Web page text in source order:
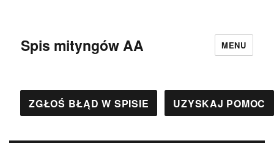
Spis mityngów AA MENU
ZGŁOŚ BŁĄD W SPISIE UZYSKAJ POMOC